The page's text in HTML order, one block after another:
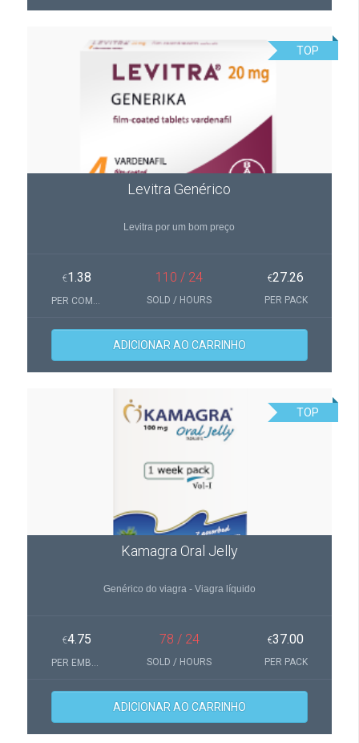
TOP
Levitra Genérico
Levitra por um bom preço
€1.38
PER COMPRIMIDOS
€27.26
PER PACK
110 / 24
SOLD / HOURS
ADICIONAR AO CARRINHO
TOP
Kamagra Oral Jelly
Genérico do viagra - Viagra líquido
€4.75
PER EMBALAGEM(S)
€37.00
PER PACK
78 / 24
SOLD / HOURS
ADICIONAR AO CARRINHO